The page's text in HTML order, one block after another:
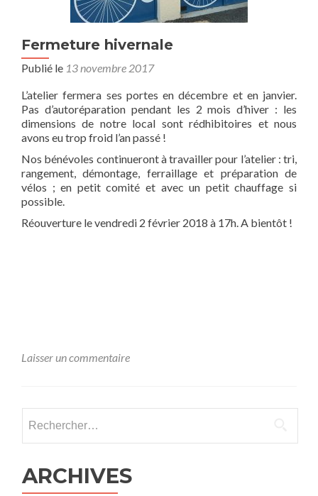
Fermeture hivernale
Publié le 13 novembre 2017
L’atelier fermera ses portes en décembre et en janvier.
Pas d’autoréparation pendant les 2 mois d’hiver : les
dimensions de notre local sont rédhibitoires et nous
avons eu trop froid l’an passé !
Nos bénévoles continueront à travailler pour l’atelier : tri,
rangement, démontage, ferraillage et préparation de
vélos ; en petit comité et avec un petit chauffage si
possible.
Réouverture le vendredi 2 février 2018 à 17h. A bientôt !
Laisser un commentaire
ARCHIVES